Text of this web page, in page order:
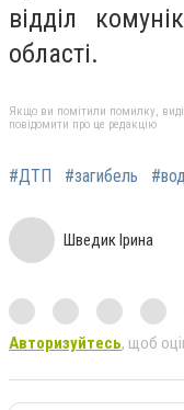
відділ
області.
Якщо ви помітили помилку,
повідомити про це редакцію
#ДТП #загибель
Шведик Ірина
Авторизуйтесь, щоб